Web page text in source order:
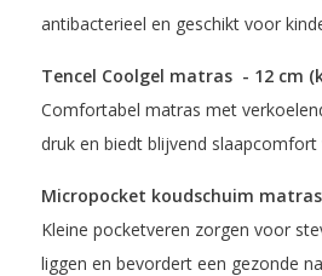
antibacterieel en geschikt voor
Tencel Coolgel matras - 12 cm
Comfortabel matras met
druk en biedt blijvend
Micropocket koudschuim
Kleine pocketveren zorgen voor
liggen en bevordert een gezonde